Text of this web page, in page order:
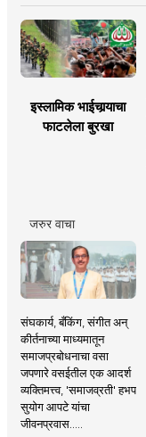
इस्लामिक भाईचार्‍याचा
फाटलेला बुरखा
जरुर वाचा
संघकार्य, बँकिंग, संगीत अन्
कीर्तनाच्या माध्यमातून
समाजप्रबोधनाचा वसा
जपणारे वसईतील एक आदर्श
व्यक्तिमत्त्व, 'समाजव्रती' हभप
सुयोग आपटे यांचा
जीवनप्रवास.....